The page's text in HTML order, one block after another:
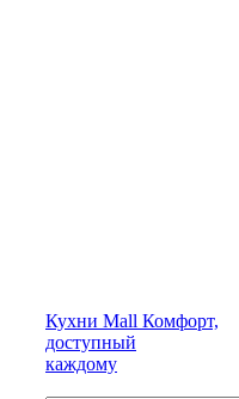
Кухни Mall Комфорт,
доступный
каждому